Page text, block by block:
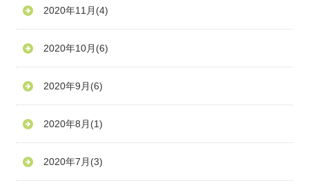
2020年11月 (4)
2020年10月 (6)
2020年9月 (6)
2020年8月 (1)
2020年7月 (3)